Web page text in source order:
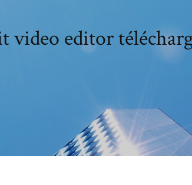
video editor